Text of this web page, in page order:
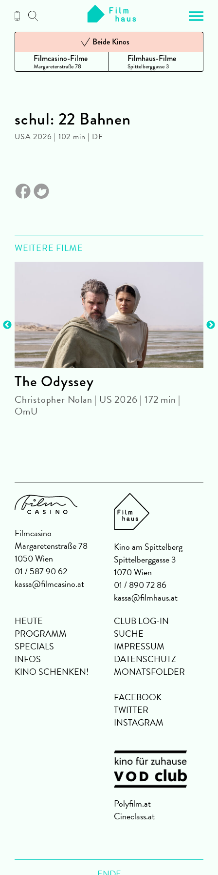
Inhalt
Filmcasino-Filme
Margaretenstraße 78
Beide Kinos
Filmhaus-Filme
Spittelberggasse 3
schul: 22 Bahnen
USA 2026 | 102 min | DF
WEITERE FILME
The Odyssey
Christopher Nolan | US 2026 | 172 min |
OmU
Filmcasino
Margaretenstraße 78
1050 Wien
01 / 587 90 62
kassa@filmcasino.at
Kino am Spittelberg
Spittelberggasse 3
1070 Wien
01 / 890 72 86
kassa@filmhaus.at
HEUTE
PROGRAMM
SPECIALS
INFOS
KINO SCHENKEN!
CLUB LOG-IN
SUCHE
IMPRESSUM
DATENSCHUTZ
MONATSFOLDER
FACEBOOK
TWITTER
INSTAGRAM
Polyfilm.at
Cineclass.at